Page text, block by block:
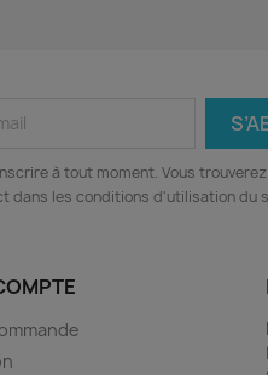
à tout moment. Vous
dans les conditions d'utilisation du